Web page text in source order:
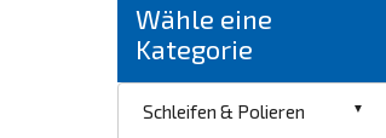
Wähle eine
Kategorie
Schleifen & Polieren